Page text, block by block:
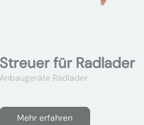
Streuer für Radlader
Anbaugeräte Radlader
Mehr erfahren